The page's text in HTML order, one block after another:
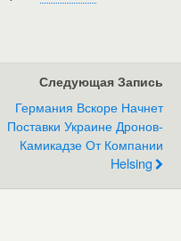
Следующая Запись
Германия Вскоре Начнет
Поставки Украине Дронов-
Камикадзе От Компании
Helsing